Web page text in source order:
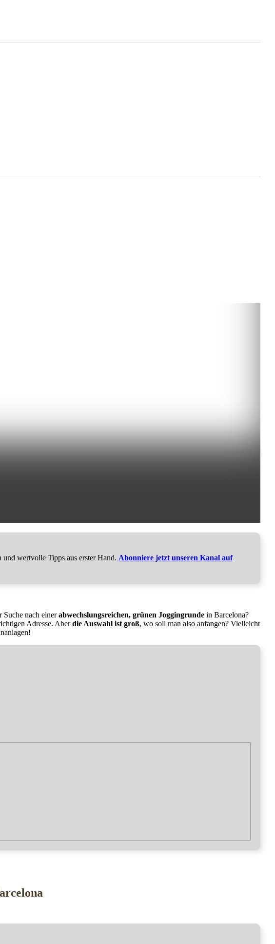
wertvolle Tipps aus erster Hand. Abonniere jetzt unseren Kanal auf
Suche nach einerabwechslungsreichen, grünen Joggingrunde in Barcelona?
Adresse. Aberdie Auswahl ist groß, wo soll man also anfangen? Vielleicht